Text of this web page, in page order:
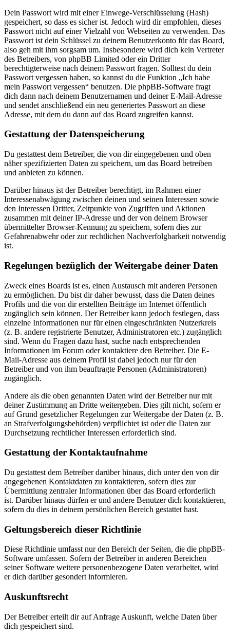
Dein Passwort wird mit einer Einwege-Verschlüsselung (Hash)
gespeichert, so dass es sicher ist. Jedoch wird dir empfohlen, dieses
Passwort nicht auf einer Vielzahl von Webseiten zu verwenden. Das
Passwort ist dein Schlüssel zu deinem Benutzerkonto für das Board,
also geh mit ihm sorgsam um. Insbesondere wird dich kein Vertreter
des Betreibers, von phpBB Limited oder ein Dritter
berechtigterweise nach deinem Passwort fragen. Solltest du dein
Passwort vergessen haben, so kannst du die Funktion „Ich habe
mein Passwort vergessen“ benutzen. Die phpBB-Software fragt
dich dann nach deinem Benutzernamen und deiner E-Mail-Adresse
und sendet anschließend ein neu generiertes Passwort an diese
Adresse, mit dem du dann auf das Board zugreifen kannst.
Gestattung der Datenspeicherung
Du gestattest dem Betreiber, die von dir eingegebenen und oben
näher spezifizierten Daten zu speichern, um das Board betreiben
und anbieten zu können.
Darüber hinaus ist der Betreiber berechtigt, im Rahmen einer
Interessenabwägung zwischen deinen und seinen Interessen sowie
den Interessen Dritter, Zeitpunkte von Zugriffen und Aktionen
zusammen mit deiner IP-Adresse und der von deinem Browser
übermittelter Browser-Kennung zu speichern, sofern dies zur
Gefahrenabwehr oder zur rechtlichen Nachverfolgbarkeit notwendig
ist.
Regelungen bezüglich der Weitergabe deiner Daten
Zweck eines Boards ist es, einen Austausch mit anderen Personen
zu ermöglichen. Du bist dir daher bewusst, dass die Daten deines
Profils und die von dir erstellten Beiträge im Internet öffentlich
zugänglich sein können. Der Betreiber kann jedoch festlegen, dass
einzelne Informationen nur für einen eingeschränkten Nutzerkreis
(z. B. andere registrierte Benutzer, Administratoren etc.) zugänglich
sind. Wenn du Fragen dazu hast, suche nach entsprechenden
Informationen im Forum oder kontaktiere den Betreiber. Die E-
Mail-Adresse aus deinem Profil ist dabei jedoch nur für den
Betreiber und von ihm beauftragte Personen (Administratoren)
zugänglich.
Andere als die oben genannten Daten wird der Betreiber nur mit
deiner Zustimmung an Dritte weitergeben. Dies gilt nicht, sofern er
auf Grund gesetzlicher Regelungen zur Weitergabe der Daten (z. B.
an Strafverfolgungsbehörden) verpflichtet ist oder die Daten zur
Durchsetzung rechtlicher Interessen erforderlich sind.
Gestattung der Kontaktaufnahme
Du gestattest dem Betreiber darüber hinaus, dich unter den von dir
angegebenen Kontaktdaten zu kontaktieren, sofern dies zur
Übermittlung zentraler Informationen über das Board erforderlich
ist. Darüber hinaus dürfen er und andere Benutzer dich kontaktieren,
sofern du dies in deinem persönlichen Bereich gestattet hast.
Geltungsbereich dieser Richtlinie
Diese Richtlinie umfasst nur den Bereich der Seiten, die die phpBB-
Software umfassen. Sofern der Betreiber in anderen Bereichen
seiner Software weitere personenbezogene Daten verarbeitet, wird
er dich darüber gesondert informieren.
Auskunftsrecht
Der Betreiber erteilt dir auf Anfrage Auskunft, welche Daten über
dich gespeichert sind.